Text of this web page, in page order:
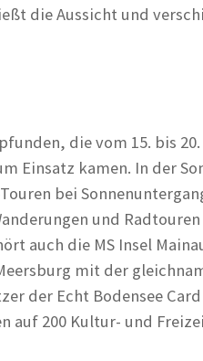
die Aussicht und
die vom 15. bis
Einsatz kamen. In der
bei
und
auch die MS Insel
mit der
der Echt Bodensee
auf 200 Kultur- und